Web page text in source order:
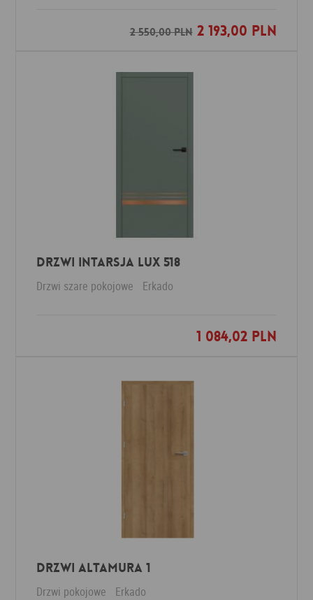
2 550,00 PLN2 193,00 PLN
Dodaj do ulubionych
Drzwi intarsja LUX 518
Drzwi szare pokojowe Erkado
1 084,02 PLN
Dodaj do ulubionych
Drzwi Altamura 1
Drzwi pokojowe Erkado